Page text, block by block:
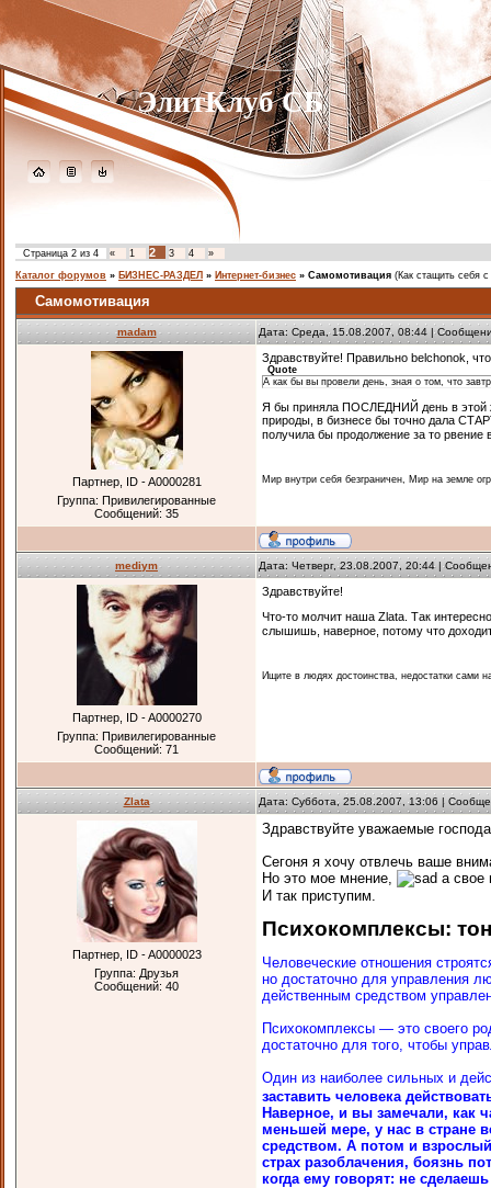
ЭлитКлуб СБ
Страница 2 из 4 « 1 2 3 4
»
Каталог форумов » БИЗНЕС-РАЗДЕЛ » Интернет-бизнес » Самомотивация (Как стащить себя
Самомотивация
madam Дата: Среда, 15.08.2007, 08:44 |
Партнер, ID - A0000281
Группа: Привилегированные
Сообщений: 35
Здравствуйте! Правильно belchonok,
Quote
А как бы вы провели день, зная о том, что
Я бы приняла ПОСЛЕДНИЙ день в этой
природы, в бизнесе бы точно дала
получила бы продолжение за то
Мир внутри себя безграничен, Мир на земле
mediym Дата: Четверг, 23.08.2007, 20:44 |
Партнер, ID - A0000270
Группа: Привилегированные
Сообщений: 71
Здравствуйте!
Что-то молчит наша Zlata. Так
слышишь, наверное, потому что
Ищите в людях достоинства, недостатки сами
Zlata Дата: Суббота, 25.08.2007, 13:06 |
Партнер, ID - A0000023
Группа: Друзья
Сообщений: 40
Здравствуйте уважаемые
Сегоня я хочу отвлечь ваше
Но это мое мнение,
а свое
И так приступим.
Психокомплексы:
Человеческие отношения
но достаточно для управления
действенным средством
Психокомплексы — это своего
достаточно для того, чтобы
Один из наиболее сильных и
заставить человека
Наверное, и вы замечали, как
меньшей мере, у нас в стране
средством. А потом и
страх разоблачения, боязнь
когда ему говорят: не